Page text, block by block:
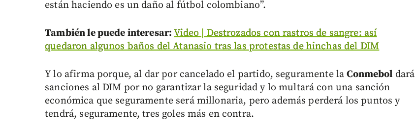
están haciendo es un daño al fútbol colombiano”.
También le puede interesar:Video | Destrozados con rastros de sangre: así
quedaron algunos baños del Atanasio tras las protestas de hinchas del DIM
Y lo afirma porque, al dar por cancelado el partido, seguramente laConmebol dará
sanciones al DIM por no garantizar la seguridad y lo multará con una sanción
económica que seguramente será millonaria, pero además perderá los puntos y
tendrá, seguramente, tres goles más en contra.